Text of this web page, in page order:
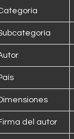
del autor